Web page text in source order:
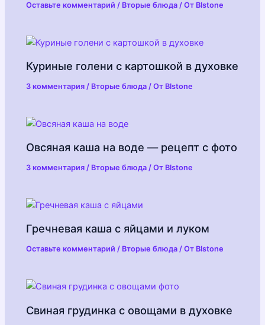
Оставьте комментарий / Вторые блюда / От Blstone
Куриные голени с картошкой в духовке
3 комментария / Вторые блюда / От Blstone
Овсяная каша на воде — рецепт с фото
3 комментария / Вторые блюда / От Blstone
Гречневая каша с яйцами и луком
Оставьте комментарий / Вторые блюда / От Blstone
Свиная грудинка с овощами в духовке